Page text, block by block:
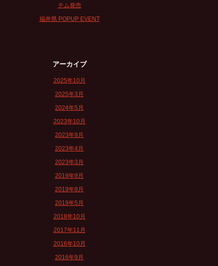
テム発売
福井県 POPUP EVENT
アーカイブ
2025年10月
2025年3月
2024年5月
2023年10月
2023年9月
2023年4月
2023年3月
2019年9月
2019年8月
2019年5月
2018年10月
2017年11月
2016年10月
2016年9月